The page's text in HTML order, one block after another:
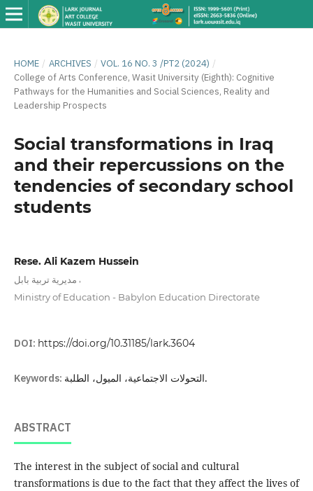
HOME / ARCHIVES / VOL. 16 NO. 3 /PT2 (2024) /
College of Arts Conference, Wasit University (Eighth): Cognitive
Pathways for the Humanities and Social Sciences, Reality and
Leadership Prospects
Social transformations in Iraq
and their repercussions on the
tendencies of secondary school
students
Rese. Ali Kazem Hussein
مديرية تربية بابل
Ministry of Education - Babylon Education Directorate
DOI: https://doi.org/10.31185/lark.3604
Keywords: التحولات الاجتماعية، الميول، الطلبة.
ABSTRACT
The interest in the subject of social and cultural
transformations is due to the fact that they affect the lives of